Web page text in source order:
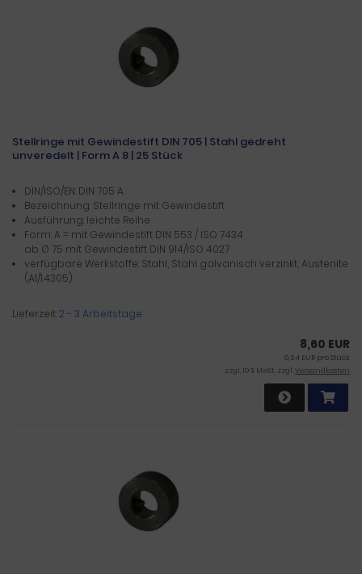
Stellringe mit Gewindestift DIN 705 | Stahl gedreht
unveredelt | Form A 8 | 25 Stück
DIN/ISO/EN: DIN 705 A
Bezeichnung: Stellringe mit Gewindestift
Ausführung: leichte Reihe
Form: A = mit Gewindestift DIN 553 / ISO 7434
ab Ø 75 mit Gewindestift DIN 914/ISO 4027
verfügbare Werkstoffe: Stahl, Stahl galvanisch verzinkt, Austenite
(A1/1.4305)
Lieferzeit:2 - 3 Arbeitstage
8,60 EUR
0,34 EUR pro Stück
zzgl. 19 % MwSt. zzgl.Versandkosten